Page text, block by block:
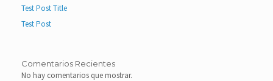
Test Post Title
Test Post
Comentarios Recientes
No hay comentarios que mostrar.